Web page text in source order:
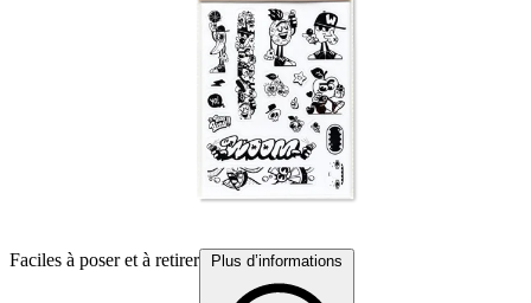
Faciles à poser et à retirer